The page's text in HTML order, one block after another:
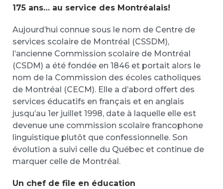
175 ans… au service des Montréalais!
Aujourd’hui connue sous le nom de Centre de
services scolaire de Montréal (CSSDM),
l’ancienne Commission scolaire de Montréal
(CSDM) a été fondée en 1846 et portait alors le
nom de la Commission des écoles catholiques
de Montréal (CECM). Elle a d’abord offert des
services éducatifs en français et en anglais
jusqu’au 1er juillet 1998, date à laquelle elle est
devenue une commission scolaire francophone
linguistique plutôt que confessionnelle. Son
évolution a suivi celle du Québec et continue de
marquer celle de Montréal.
Un chef de file en éducation